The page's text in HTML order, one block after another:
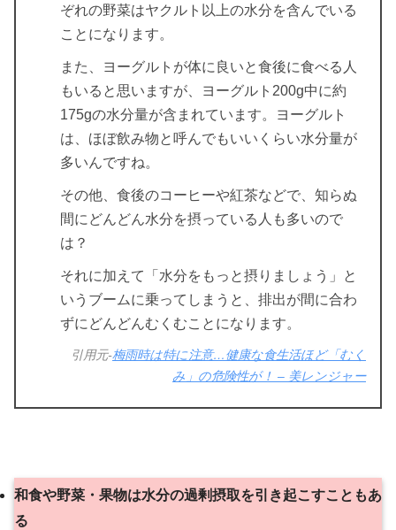
ぞれの野菜はヤクルト以上の水分を含んでいる
ことになります。
また、ヨーグルトが体に良いと食後に食べる人
もいると思いますが、ヨーグルト200g中に約
175gの水分量が含まれています。ヨーグルト
は、ほぼ飲み物と呼んでもいいくらい水分量が
多いんですね。
その他、食後のコーヒーや紅茶などで、知らぬ
間にどんどん水分を摂っている人も多いので
は？
それに加えて「水分をもっと摂りましょう」と
いうブームに乗ってしまうと、排出が間に合わ
ずにどんどんむくむことになります。
引用元-梅雨時は特に注意…健康な食生活ほど「むく
み」の危険性が！ – 美レンジャー
和食や野菜・果物は水分の過剰摂取を引き起こすこともあ
る